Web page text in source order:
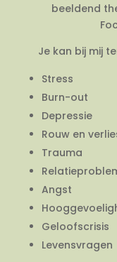
beeldend
Je kan bij mij
Stress
Burn-out
Depressie
Rouw en
Trauma
Angst
Geloofscrisis
Levensvragen